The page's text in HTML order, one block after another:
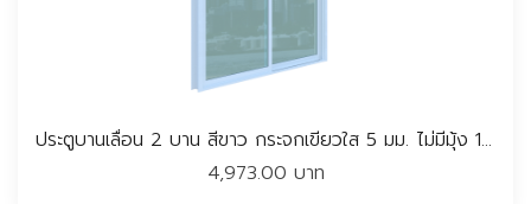
ประตูบานเลื่อน 2 บาน สีขาว กระจกเขียวใส 5 มม. ไม่มีมุ้ง 160*205 CM.
4,973.00 บาท